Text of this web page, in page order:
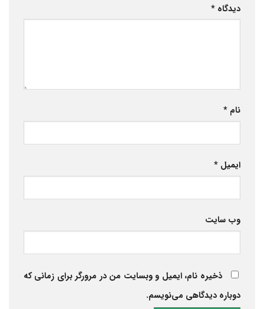
دیدگاه *
نام *
ایمیل *
وب‌ سایت
ذخیره نام، ایمیل و وبسایت من در مرورگر برای زمانی که
دوباره دیدگاهی می‌نویسم.